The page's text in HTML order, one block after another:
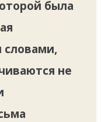
была
словами,
не